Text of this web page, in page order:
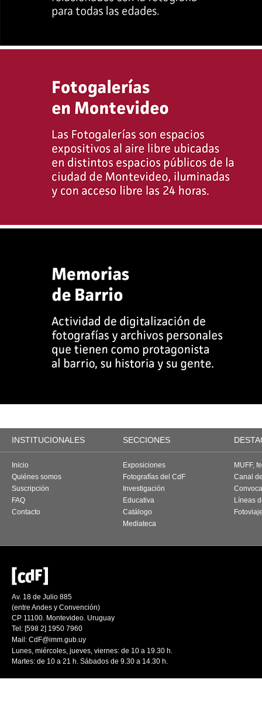
INSTITUCIONALES SECCIONES
Inicio
Quiénes somos
Suscripción
FAQ
Contacto
Exposiciones
Fotografías del CdF
Investigación
Educativa
Catálogo
Mediateca
MUFF,
Canal
Líneas
Av. 18 de Julio 885
(entre Andes y Convención)
CP 11100. Montevideo. Uruguay
Tel: [598 2] 1950 7960
Mail: CdF@imm.gub.uy
Lunes, miércoles, jueves, viernes: de 10 a 19.30 h.
Martes: de 10 a 21 h. Sábados de 9.30 a 14.30 h.